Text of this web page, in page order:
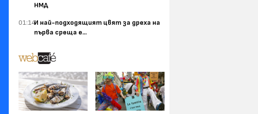
НМД
01:14И най-подходящият цвят за дреха на
първа среща е...